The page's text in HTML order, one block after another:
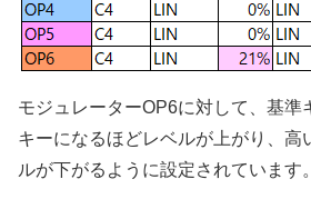
モジュレーターOP6に対して、基準
キーになるほどレベルが上がり、高
ルが下がるように設定されています。